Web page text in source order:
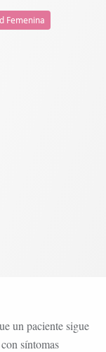
Femenina
un paciente sigue
síntomas